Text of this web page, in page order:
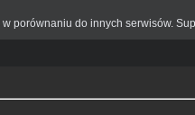
porównaniu do innych serwisów.